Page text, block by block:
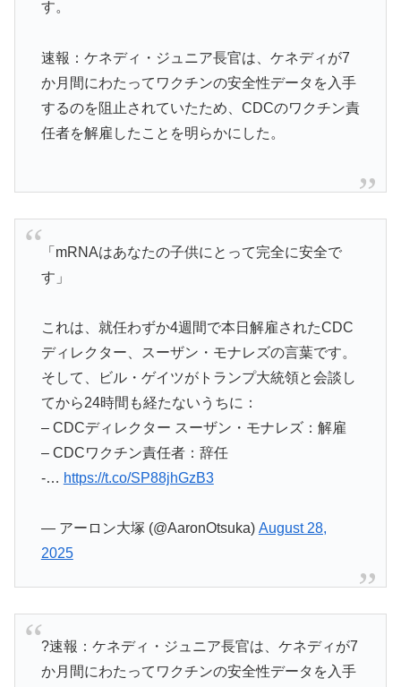
す。
速報：ケネディ・ジュニア長官は、ケネディが7
か月間にわたってワクチンの安全性データを入手
するのを阻止されていたため、CDCのワクチン責
任者を解雇したことを明らかにした。
「mRNAはあなたの子供にとって完全に安全で
す」
これは、就任わずか4週間で本日解雇されたCDC
ディレクター、スーザン・モナレズの言葉です。
そして、ビル・ゲイツがトランプ大統領と会談し
てから24時間も経たないうちに：
– CDCディレクター スーザン・モナレズ：解雇
– CDCワクチン責任者：辞任
-… https://t.co/SP88jhGzB3
— アーロン大塚 (@AaronOtsuka) August 28,
2025
?速報：ケネディ・ジュニア長官は、ケネディが7
か月間にわたってワクチンの安全性データを入手